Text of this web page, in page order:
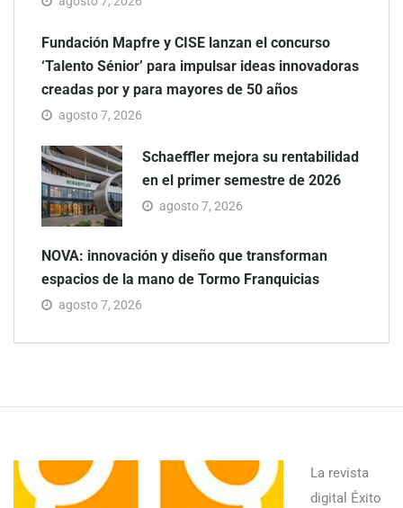
Fundación Mapfre y CISE lanzan el concurso
‘Talento Sénior’ para impulsar ideas innovadoras
creadas por y para mayores de 50 años
agosto 7, 2026
Schaeffler mejora su rentabilidad
en el primer semestre de 2026
agosto 7, 2026
NOVA: innovación y diseño que transforman
espacios de la mano de Tormo Franquicias
agosto 7, 2026
La revista
digital Éxito